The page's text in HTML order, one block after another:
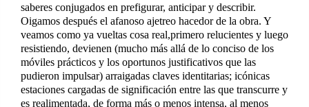
saberes conjugados en prefigurar, anticipar y describir.
Oigamos después el afanoso ajetreo hacedor de la obra. Y
veamos como ya vueltas cosa real,primero relucientes y luego
resistiendo, devienen (mucho más allá de lo conciso de los
móviles prácticos y los oportunos justificativos que las
pudieron impulsar) arraigadas claves identitarias; icónicas
estaciones cargadas de significación entre las que transcurre y
es realimentada, de forma más o menos intensa, al menos